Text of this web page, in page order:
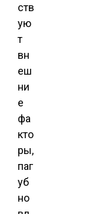
ств
ую
т
вн
еш
ни
е
фа
кто
ры,
паг
уб
но